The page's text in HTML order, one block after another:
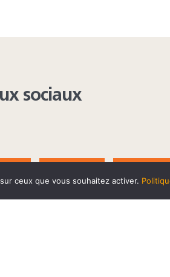
sociaux
ceux que vous souhaitez activer.